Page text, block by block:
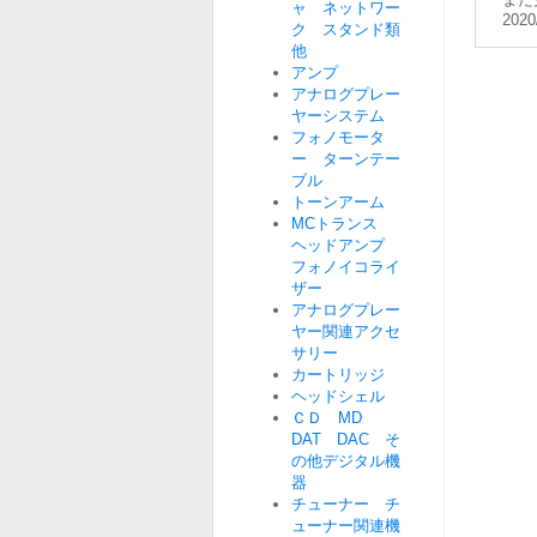
ャ ネットワー
ク スタンド類
他
アンプ
アナログプレー
ヤーシステム
フォノモータ
ー ターンテー
ブル
トーンアーム
MCトランス
ヘッドアンプ
フォノイコライ
ザー
アナログプレー
ヤー関連アクセ
サリー
カートリッジ
ヘッドシェル
ＣＤ MD
DAT DAC そ
の他デジタル機
器
チューナー チ
ューナー関連機